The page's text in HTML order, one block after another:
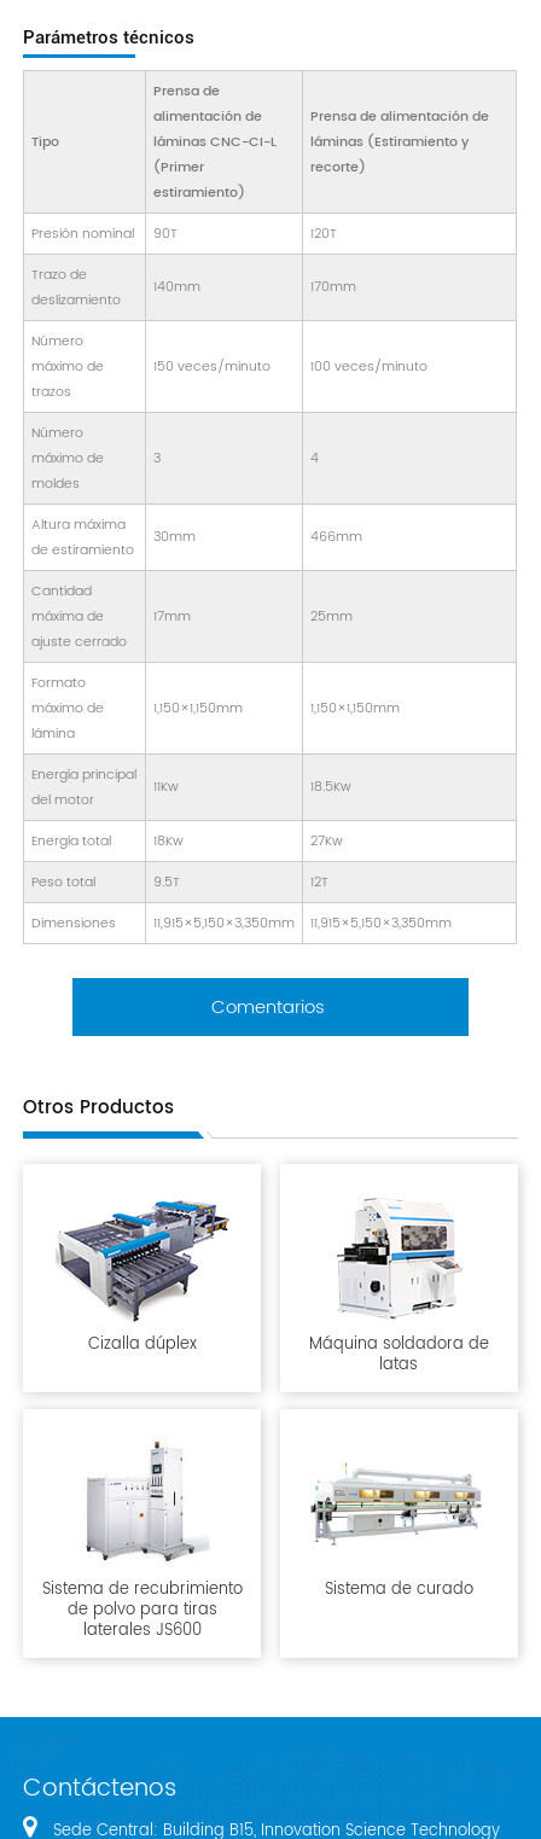
Parámetros técnicos
Tipo
Prensa de
alimentación de
láminas CNC-CI-L
(Primer
estiramiento)
Prensa de alimentación de
láminas (Estiramiento y
recorte)
Presión nominal 90T
120T
Trazo de
deslizamiento
140mm 170mm
Número
máximo de
trazos
150 veces/minuto 100 veces/minuto
Número
máximo de
moldes
3 4
Altura máxima
de estiramiento
30mm 466mm
Cantidad
máxima de
ajuste cerrado
17mm 25mm
Formato
máximo de
lámina
1,150×1,150mm 1,150×1,150mm
Energía principal
del motor
11Kw 18.5Kw
Energía total 18Kw
27Kw
Peso total
9.5T
12T
Dimensiones
11,915×5,150×3,350mm 11,915×5,150×3,350mm
Comentarios
Otros Productos
Cizalla dúplex
Máquina soldadora de
latas
Sistema de recubrimiento
de polvo para tiras
laterales JS600
Sistema de curado
Contáctenos
Sede Central: Building B15, Innovation Science Technology